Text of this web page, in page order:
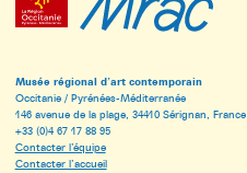
Musée régional d’art contemporain
Occitanie / Pyrénées-Méditerranée
146 avenue de la plage, 34410 Sérignan, France
+33 (0)4 67 17 88 95
Contacter l’équipe
Contacter l’accueil